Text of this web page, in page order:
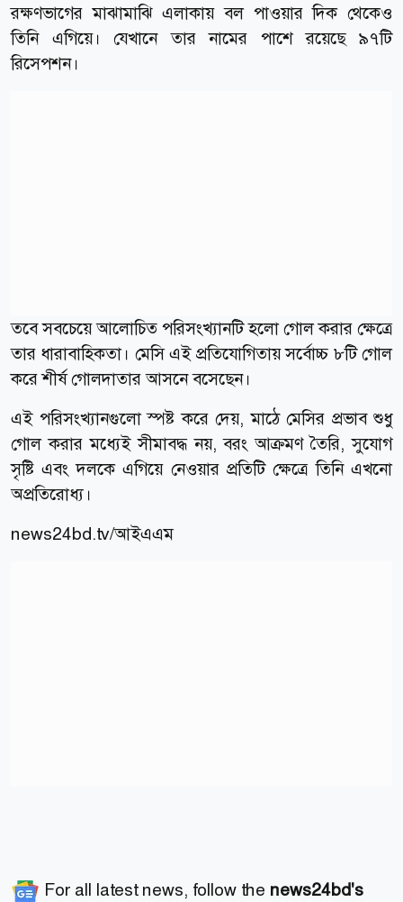
রক্ষণভাগের মাঝামাঝি এলাকায় বল পাওয়ার দিক থেকেও
তিনি এগিয়ে। যেখানে তার নামের পাশে রয়েছে ৯৭টি
রিসেপশন।
তবে সবচেয়ে আলোচিত পরিসংখ্যানটি হলো গোল করার ক্ষেত্রে
তার ধারাবাহিকতা। মেসি এই প্রতিযোগিতায় সর্বোচ্চ ৮টি গোল
করে শীর্ষ গোলদাতার আসনে বসেছেন।
এই পরিসংখ্যানগুলো স্পষ্ট করে দেয়, মাঠে মেসির প্রভাব শুধু
গোল করার মধ্যেই সীমাবদ্ধ নয়, বরং আক্রমণ তৈরি, সুযোগ
সৃষ্টি এবং দলকে এগিয়ে নেওয়ার প্রতিটি ক্ষেত্রে তিনি এখনো
অপ্রতিরোধ্য।
news24bd.tv/আইএএম
For all latest news, follow the news24bd's